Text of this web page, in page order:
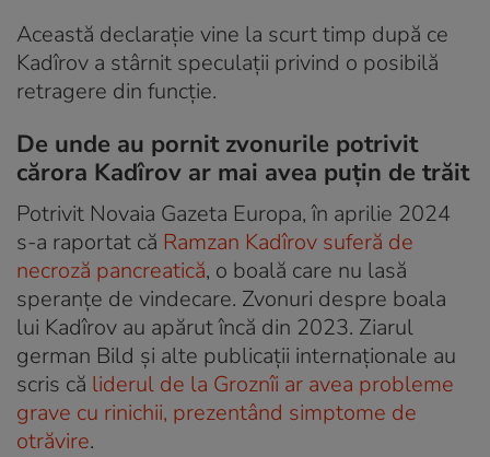
Această declarație vine la scurt timp după ce
Kadîrov a stârnit speculații privind o posibilă
retragere din funcție.
De unde au pornit zvonurile potrivit
cărora Kadîrov ar mai avea puțin de trăit
Potrivit Novaia Gazeta Europa, în aprilie 2024
s-a raportat că Ramzan Kadîrov suferă de
necroză pancreatică, o boală care nu lasă
speranțe de vindecare. Zvonuri despre boala
lui Kadîrov au apărut încă din 2023. Ziarul
german Bild și alte publicații internaționale au
scris că liderul de la Groznîi ar avea probleme
grave cu rinichii, prezentând simptome de
otrăvire.